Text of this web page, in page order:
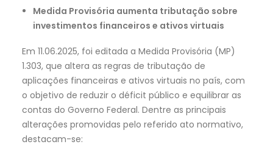
Medida Provisória aumenta tributação sobre
investimentos financeiros e ativos virtuais
Em 11.06.2025, foi editada a Medida Provisória (MP)
1.303, que altera as regras de tributação de
aplicações financeiras e ativos virtuais no país, com
o objetivo de reduzir o déficit público e equilibrar as
contas do Governo Federal. Dentre as principais
alterações promovidas pelo referido ato normativo,
destacam-se: